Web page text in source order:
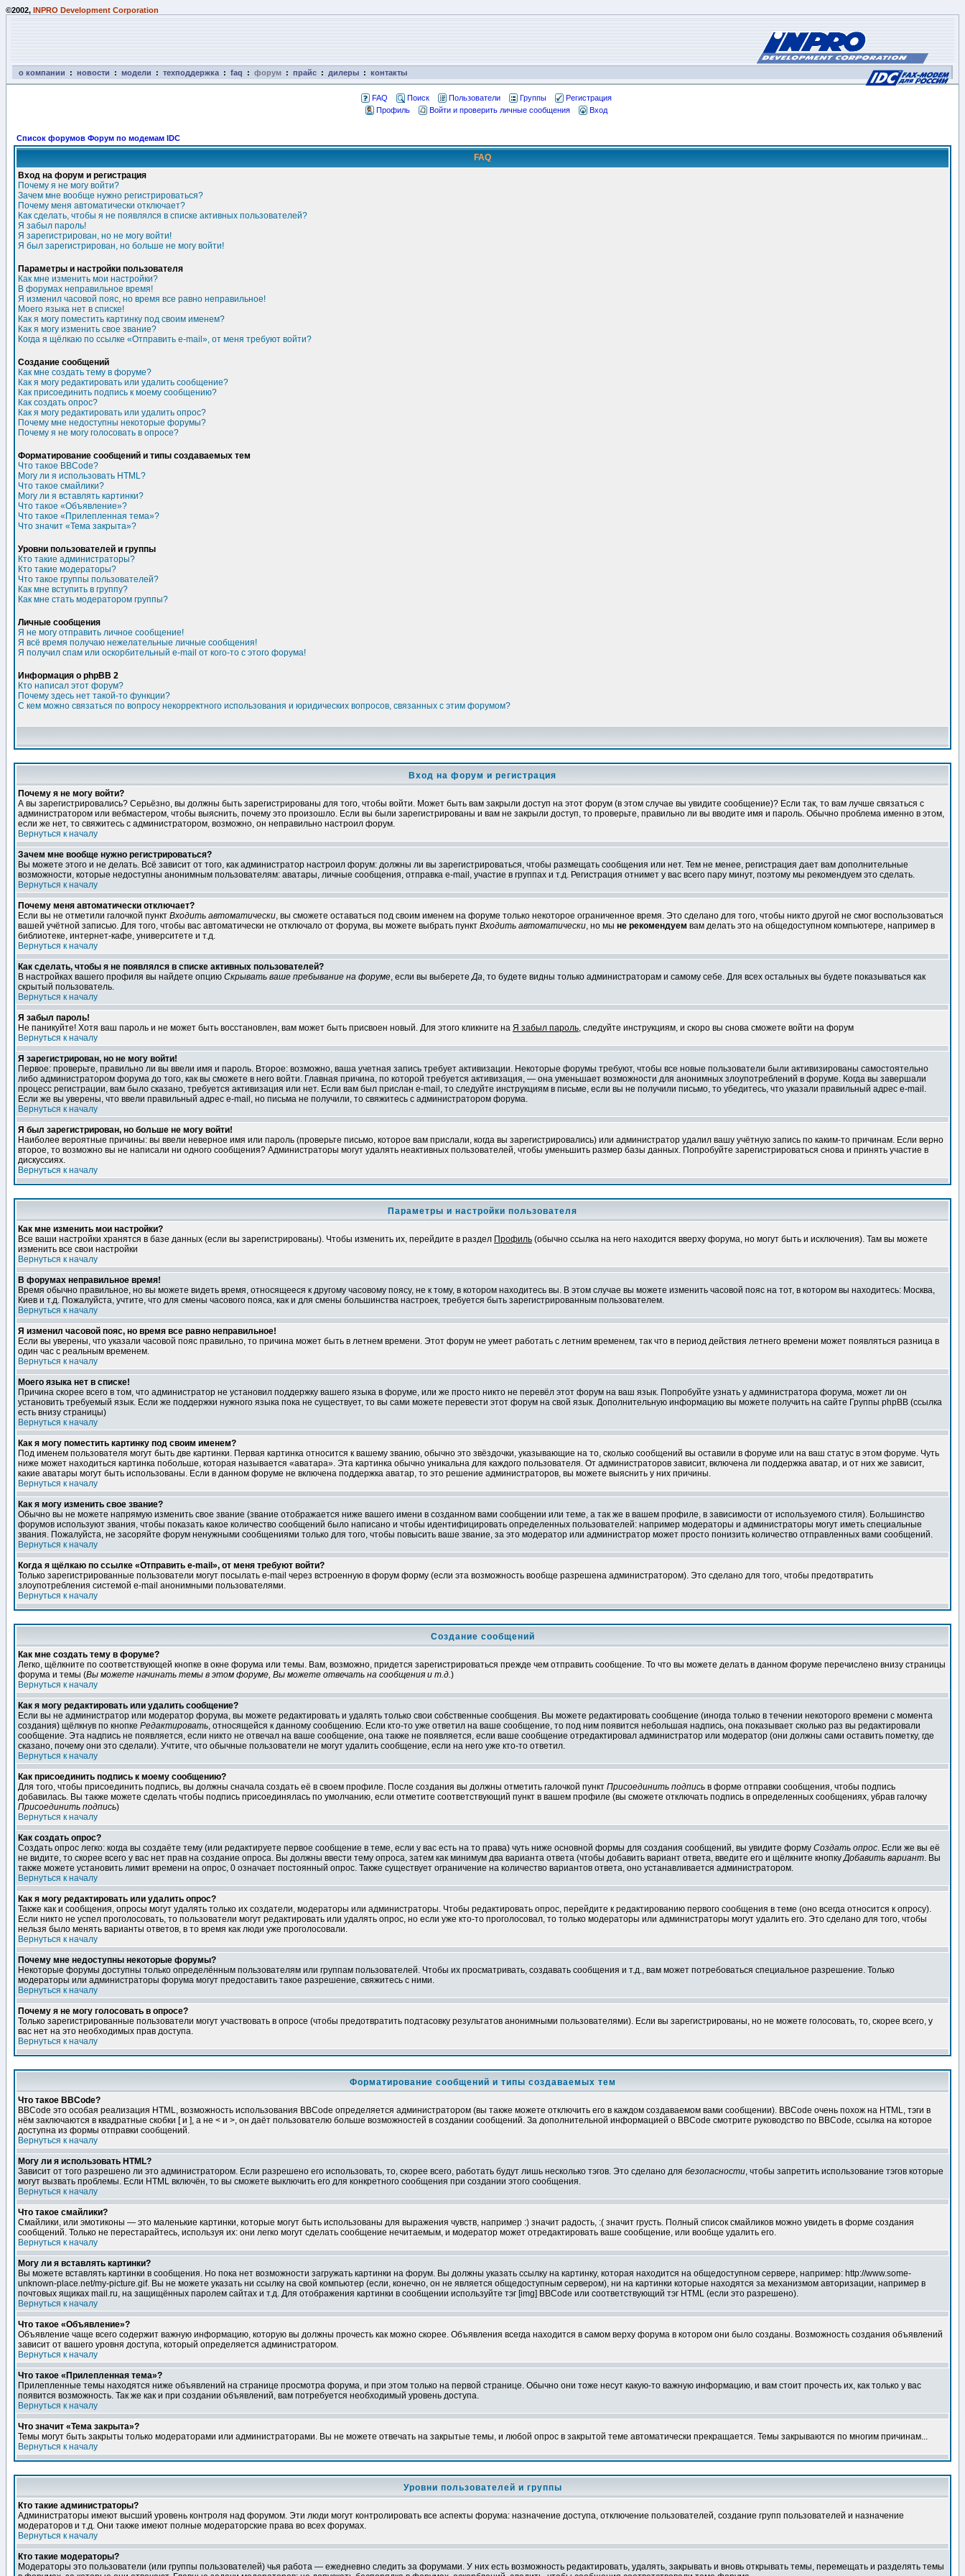
©2002, INPRO Development Corporation
о компании : новости : модели : техподдержка : faq : форум : прайс : дилеры : контакты
FAQ Поиск Пользователи Группы
Регистрация
Профиль
Войти и проверить личные сообщения Вход
Список форумов Форум по модемам IDC
FAQ
Вход на форум и регистрация
Почему я не могу войти?
Зачем мне вообще нужно регистрироваться?
Почему меня автоматически отключает?
Как сделать, чтобы я не появлялся в списке активных пользователей?
Я забыл пароль!
Я зарегистрирован, но не могу войти!
Я был зарегистрирован, но больше не могу войти!
Параметры и настройки пользователя
Как мне изменить мои настройки?
В форумах неправильное время!
Я изменил часовой пояс, но время все равно неправильное!
Моего языка нет в списке!
Как я могу поместить картинку под своим именем?
Как я могу изменить свое звание?
Когда я щёлкаю по ссылке «Отправить e-mail», от меня требуют войти?
Создание сообщений
Как мне создать тему в форуме?
Как я могу редактировать или удалить сообщение?
Как присоединить подпись к моему сообщению?
Как создать опрос?
Как я могу редактировать или удалить опрос?
Почему мне недоступны некоторые форумы?
Почему я не могу голосовать в опросе?
Форматирование сообщений и типы создаваемых тем
Что такое BBCode?
Могу ли я использовать HTML?
Что такое смайлики?
Могу ли я вставлять картинки?
Что такое «Объявление»?
Что такое «Прилепленная тема»?
Что значит «Тема закрыта»?
Уровни пользователей и группы
Кто такие администраторы?
Кто такие модераторы?
Что такое группы пользователей?
Как мне вступить в группу?
Как мне стать модератором группы?
Личные сообщения
Я не могу отправить личное сообщение!
Я всё время получаю нежелательные личные сообщения!
Я получил спам или оскорбительный e-mail от кого-то с этого форума!
Информация о phpBB 2
Кто написал этот форум?
Почему здесь нет такой-то функции?
С кем можно связаться по вопросу некорректного использования и юридических вопросов, связанных с этим форумом?
Вход на форум и регистрация
Почему я не могу войти?
А вы зарегистрировались? Серьёзно, вы должны быть зарегистрированы для того, чтобы войти. Может быть вам закрыли доступ на этот форум (в этом случае вы увидите сообщение)? Если так, то вам лучше связаться с
администратором или вебмастером, чтобы выяснить, почему это произошло. Если вы были зарегистрированы и вам не закрыли доступ, то проверьте, правильно ли вы вводите имя и пароль. Обычно проблема именно в этом,
если же нет, то свяжитесь с администратором, возможно, он неправильно настроил форум.
Вернуться к началу
Зачем мне вообще нужно регистрироваться?
Вы можете этого и не делать. Всё зависит от того, как администратор настроил форум: должны ли вы зарегистрироваться, чтобы размещать сообщения или нет. Тем не менее, регистрация дает вам дополнительные
возможности, которые недоступны анонимным пользователям: аватары, личные сообщения, отправка e-mail, участие в группах и т.д. Регистрация отнимет у вас всего пару минут, поэтому мы рекомендуем это сделать.
Вернуться к началу
Почему меня автоматически отключает?
Если вы не отметили галочкой пункт Входить автоматически, вы сможете оставаться под своим именем на форуме только некоторое ограниченное время. Это сделано для того, чтобы никто другой не смог воспользоваться
вашей учётной записью. Для того, чтобы вас автоматически не отключало от форума, вы можете выбрать пункт Входить автоматически, но мы не рекомендуем вам делать это на общедоступном компьютере, например в
библиотеке, интернет-кафе, университете и т.д.
Вернуться к началу
Как сделать, чтобы я не появлялся в списке активных пользователей?
В настройках вашего профиля вы найдете опцию Скрывать ваше пребывание на форуме, если вы выберетеДа, то будете видны только администраторам и самому себе. Для всех остальных вы будете показываться как
скрытый пользователь.
Вернуться к началу
Я забыл пароль!
Не паникуйте! Хотя ваш пароль и не может быть восстановлен, вам может быть присвоен новый. Для этого кликните на Я забыл пароль, следуйте инструкциям, и скоро вы снова сможете войти на форум
Вернуться к началу
Я зарегистрирован, но не могу войти!
Первое: проверьте, правильно ли вы ввели имя и пароль. Второе: возможно, ваша учетная запись требует активизации. Некоторые форумы требуют, чтобы все новые пользователи были активизированы самостоятельно
либо администратором форума до того, как вы сможете в него войти. Главная причина, по которой требуется активизация, — она уменьшает возможности для анонимных злоупотреблений в форуме. Когда вы завершали
процесс регистрации, вам было сказано, требуется активизация или нет. Если вам был прислан e-mail, то следуйте инструкциям в письме, если вы не получили письмо, то убедитесь, что указали правильный адрес e-mail.
Если же вы уверены, что ввели правильный адрес e-mail, но письма не получили, то свяжитесь с администратором форума.
Вернуться к началу
Я был зарегистрирован, но больше не могу войти!
Наиболее вероятные причины: вы ввели неверное имя или пароль (проверьте письмо, которое вам прислали, когда вы зарегистрировались) или администратор удалил вашу учётную запись по каким-то причинам. Если верно
второе, то возможно вы не написали ни одного сообщения? Администраторы могут удалять неактивных пользователей, чтобы уменьшить размер базы данных. Попробуйте зарегистрироваться снова и принять участие в
дискуссиях.
Вернуться к началу
Параметры и настройки пользователя
Как мне изменить мои настройки?
Все ваши настройки хранятся в базе данных (если вы зарегистрированы). Чтобы изменить их, перейдите в раздел Профиль (обычно ссылка на него находится вверху форума, но могут быть и исключения). Там вы можете
изменить все свои настройки
Вернуться к началу
В форумах неправильное время!
Время обычно правильное, но вы можете видеть время, относящееся к другому часовому поясу, не к тому, в котором находитесь вы. В этом случае вы можете изменить часовой пояс на тот, в котором вы находитесь: Москва,
Киев и т.д. Пожалуйста, учтите, что для смены часового пояса, как и для смены большинства настроек, требуется быть зарегистрированным пользователем.
Вернуться к началу
Я изменил часовой пояс, но время все равно неправильное!
Если вы уверены, что указали часовой пояс правильно, то причина может быть в летнем времени. Этот форум не умеет работать с летним временем, так что в период действия летнего времени может появляться разница в
один час с реальным временем.
Вернуться к началу
Моего языка нет в списке!
Причина скорее всего в том, что администратор не установил поддержку вашего языка в форуме, или же просто никто не перевёл этот форум на ваш язык. Попробуйте узнать у администратора форума, может ли он
установить требуемый язык. Если же поддержки нужного языка пока не существует, то вы сами можете перевести этот форум на свой язык. Дополнительную информацию вы можете получить на сайте Группы phpBB (ссылка
есть внизу страницы)
Вернуться к началу
Как я могу поместить картинку под своим именем?
Под именем пользователя могут быть две картинки. Первая картинка относится к вашему званию, обычно это звёздочки, указывающие на то, сколько сообщений вы оставили в форуме или на ваш статус в этом форуме. Чуть
ниже может находиться картинка побольше, которая называется «аватара». Эта картинка обычно уникальна для каждого пользователя. От администраторов зависит, включена ли поддержка аватар, и от них же зависит,
какие аватары могут быть использованы. Если в данном форуме не включена поддержка аватар, то это решение администраторов, вы можете выяснить у них причины.
Вернуться к началу
Как я могу изменить свое звание?
Обычно вы не можете напрямую изменить свое звание (звание отображается ниже вашего имени в созданном вами сообщении или теме, а так же в вашем профиле, в зависимости от используемого стиля). Большинство
форумов используют звания, чтобы показать какое количество сообщений было написано и чтобы идентифицировать определенных пользователей: например модераторы и администраторы могут иметь специальные
звания. Пожалуйста, не засоряйте форум ненужными сообщениями только для того, чтобы повысить ваше звание, за это модератор или администратор может просто понизить количество отправленных вами сообщений.
Вернуться к началу
Когда я щёлкаю по ссылке «Отправить e-mail», от меня требуют войти?
Только зарегистрированные пользователи могут посылать e-mail через встроенную в форум форму (если эта возможность вообще разрешена администратором). Это сделано для того, чтобы предотвратить
злоупотребления системой e-mail анонимными пользователями.
Вернуться к началу
Создание сообщений
Как мне создать тему в форуме?
Легко, щёлкните по соответствующей кнопке в окне форума или темы. Вам, возможно, придется зарегистрироваться прежде чем отправить сообщение. То что вы можете делать в данном форуме перечислено внизу страницы
форума и темы (Вы можете начинать темы в этом форуме, Вы можете отвечать на сообщения и т.д.)
Вернуться к началу
Как я могу редактировать или удалить сообщение?
Если вы не администратор или модератор форума, вы можете редактировать и удалять только свои собственные сообщения. Вы можете редактировать сообщение (иногда только в течении некоторого времени с момента
создания) щёлкнув по кнопке Редактировать, относящейся к данному сообщению. Если кто-то уже ответил на ваше сообщение, то под ним появится небольшая надпись, она показывает сколько раз вы редактировали
сообщение. Эта надпись не появляется, если никто не отвечал на ваше сообщение, она также не появляется, если ваше сообщение отредактировал администратор или модератор (они должны сами оставить пометку, где
сказано, почему они это сделали). Учтите, что обычные пользователи не могут удалить сообщение, если на него уже кто-то ответил.
Вернуться к началу
Как присоединить подпись к моему сообщению?
Для того, чтобы присоединить подпись, вы должны сначала создать её в своем профиле. После создания вы должны отметить галочкой пункт Присоединить подпись в форме отправки сообщения, чтобы подпись
добавилась. Вы также можете сделать чтобы подпись присоединялась по умолчанию, если отметите соответствующий пункт в вашем профиле (вы сможете отключать подпись в определенных сообщениях, убрав галочку
Присоединить подпись)
Вернуться к началу
Как создать опрос?
Создать опрос легко: когда вы создаёте тему (или редактируете первое сообщение в теме, если у вас есть на то права) чуть ниже основной формы для создания сообщений, вы увидите форму Создать опрос. Если же вы её
не видите, то скорее всего у вас нет прав на создание опроса. Вы должны ввести тему опроса, затем как минимум два варианта ответа (чтобы добавить вариант ответа, введите его и щёлкните кнопкуДобавить вариант. Вы
также можете установить лимит времени на опрос, 0 означает постоянный опрос. Также существует ограничение на количество вариантов ответа, оно устанавливается администратором.
Вернуться к началу
Как я могу редактировать или удалить опрос?
Также как и сообщения, опросы могут удалять только их создатели, модераторы или администраторы. Чтобы редактировать опрос, перейдите к редактированию первого сообщения в теме (оно всегда относится к опросу).
Если никто не успел проголосовать, то пользователи могут редактировать или удалять опрос, но если уже кто-то проголосовал, то только модераторы или администраторы могут удалить его. Это сделано для того, чтобы
нельзя было менять варианты ответов, в то время как люди уже проголосовали.
Вернуться к началу
Почему мне недоступны некоторые форумы?
Некоторые форумы доступны только определённым пользователям или группам пользователей. Чтобы их просматривать, создавать сообщения и т.д., вам может потребоваться специальное разрешение. Только
модераторы или администраторы форума могут предоставить такое разрешение, свяжитесь с ними.
Вернуться к началу
Почему я не могу голосовать в опросе?
Только зарегистрированные пользователи могут участвовать в опросе (чтобы предотвратить подтасовку результатов анонимными пользователями). Если вы зарегистрированы, но не можете голосовать, то, скорее всего, у
вас нет на это необходимых прав доступа.
Вернуться к началу
Форматирование сообщений и типы создаваемых тем
Что такое BBCode?
BBCode это особая реализация HTML, возможность использования BBCode определяется администратором (вы также можете отключить его в каждом создаваемом вами сообщении). BBCode очень похож на HTML, тэги в
нём заключаются в квадратные скобки [ и ], а не < и >, он даёт пользователю больше возможностей в создании сообщений. За дополнительной информацией о BBCode смотрите руководство по BBCode, ссылка на которое
доступна из формы отправки сообщений.
Вернуться к началу
Могу ли я использовать HTML?
Зависит от того разрешено ли это администратором. Если разрешено его использовать, то, скорее всего, работать будут лишь несколько тэгов. Это сделано для безопасности, чтобы запретить использование тэгов которые
могут вызвать проблемы. Если HTML включён, то вы сможете выключить его для конкретного сообщения при создании этого сообщения.
Вернуться к началу
Что такое смайлики?
Смайлики, или эмотиконы — это маленькие картинки, которые могут быть использованы для выражения чувств, например :) значит радость, :( значит грусть. Полный список смайликов можно увидеть в форме создания
сообщений. Только не перестарайтесь, используя их: они легко могут сделать сообщение нечитаемым, и модератор может отредактировать ваше сообщение, или вообще удалить его.
Вернуться к началу
Могу ли я вставлять картинки?
Вы можете вставлять картинки в сообщения. Но пока нет возможности загружать картинки на форум. Вы должны указать ссылку на картинку, которая находится на общедоступном сервере, например: http://www.some-
unknown-place.net/my-picture.gif. Вы не можете указать ни ссылку на свой компьютер (если, конечно, он не является общедоступным сервером), ни на картинки которые находятся за механизмом авторизации, например в
почтовых ящиках mail.ru, на защищённых паролем сайтах и т.д. Для отображения картинки в сообщении используйте тэг [img] BBCode или соответствующий тэг HTML (если это разрешено).
Вернуться к началу
Что такое «Объявление»?
Объявление чаще всего содержит важную информацию, которую вы должны прочесть как можно скорее. Объявления всегда находится в самом верху форума в котором они было созданы. Возможность создания объявлений
зависит от вашего уровня доступа, который определяется администратором.
Вернуться к началу
Что такое «Прилепленная тема»?
Прилепленные темы находятся ниже объявлений на странице просмотра форума, и при этом только на первой странице. Обычно они тоже несут какую-то важную информацию, и вам стоит прочесть их, как только у вас
появится возможность. Так же как и при создании объявлений, вам потребуется необходимый уровень доступа.
Вернуться к началу
Что значит «Тема закрыта»?
Темы могут быть закрыты только модераторами или администраторами. Вы не можете отвечать на закрытые темы, и любой опрос в закрытой теме автоматически прекращается. Темы закрываются по многим причинам...
Вернуться к началу
Уровни пользователей и группы
Кто такие администраторы?
Администраторы имеют высший уровень контроля над форумом. Эти люди могут контролировать все аспекты форума: назначение доступа, отключение пользователей, создание групп пользователей и назначение
модераторов и т.д. Они также имеют полные модераторские права во всех форумах.
Вернуться к началу
Кто такие модераторы?
Модераторы это пользователи (или группы пользователей) чья работа — ежедневно следить за форумами. У них есть возможность редактировать, удалять, закрывать и вновь открывать темы, перемещать и разделять темы